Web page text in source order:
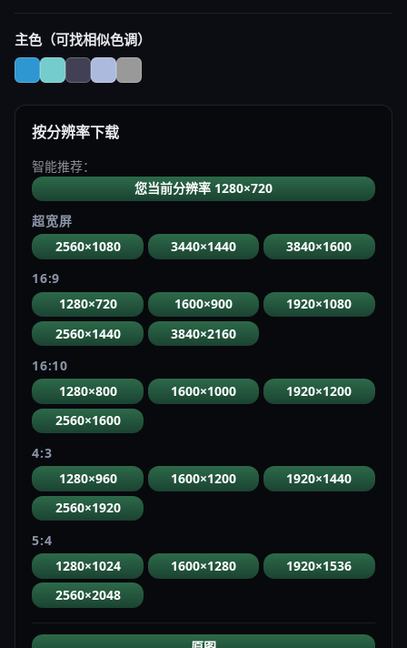
主色（可找相似色调）
按分辨率下载
智能推荐：
您当前分辨率 1280×720
超宽屏
2560×1080
3440×1440
3840×1600
16:9
1280×720
1600×900
1920×1080
2560×1440
3840×2160
16:10
1280×800
1600×1000
1920×1200
2560×1600
4:3
1280×960
1600×1200
1920×1440
2560×1920
5:4
1280×1024
1600×1280
1920×1536
2560×2048